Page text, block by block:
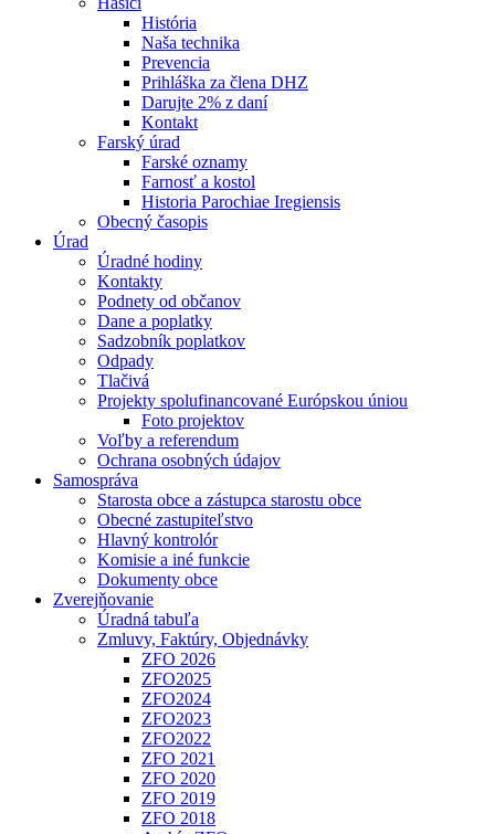
História
Naša technika
Prevencia
Prihláška za člena DHZ
Darujte 2% z daní
Kontakt
Farský úrad
Farské oznamy
Farnosť a kostol
Historia Parochiae Iregiensis
Obecný časopis
Úrad
Úradné hodiny
Kontakty
Podnety od občanov
Dane a poplatky
Sadzobník poplatkov
Odpady
Tlačivá
Projekty spolufinancované Európskou úniou
Foto projektov
Voľby a referendum
Ochrana osobných údajov
Samospráva
Starosta obce a zástupca starostu obce
Obecné zastupiteľstvo
Hlavný kontrolór
Komisie a iné funkcie
Dokumenty obce
Zverejňovanie
Úradná tabuľa
Zmluvy, Faktúry, Objednávky
ZFO 2026
ZFO2025
ZFO2024
ZFO2023
ZFO2022
ZFO 2021
ZFO 2020
ZFO 2019
ZFO 2018